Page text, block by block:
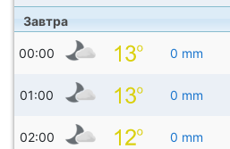
Завтра
00:00 0 mm
01:00 0 mm
02:00 0 mm